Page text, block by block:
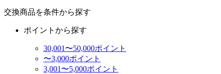
交換商品を条件から探す
ポイントから探す
30,001〜50,000ポイント
〜3,000ポイント
3,001〜5,000ポイント